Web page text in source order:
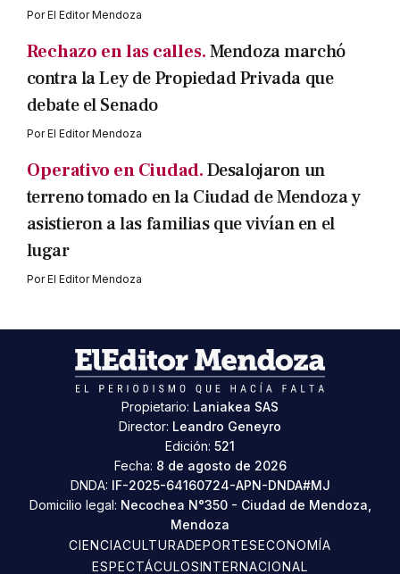
PorEl Editor Mendoza
Rechazo en las calles.Mendoza marchó
contra la Ley de Propiedad Privada que
debate el Senado
PorEl Editor Mendoza
Operativo en Ciudad.Desalojaron un
terreno tomado en la Ciudad de Mendoza y
asistieron a las familias que vivían en el
lugar
PorEl Editor Mendoza
Propietario: Laniakea SAS
Director: Leandro Geneyro
Edición: 521
Fecha: 8 de agosto de 2026
DNDA: IF-2025-64160724-APN-DNDA#MJ
Domicilio legal: Necochea N°350 - Ciudad de Mendoza,
Mendoza
CIENCIACULTURADEPORTESECONOMÍA
ESPECTÁCULOSINTERNACIONAL